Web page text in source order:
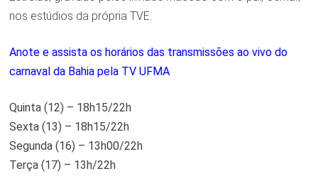
nos estúdios da própria TVE.
Anote e assista os horários das transmissões ao vivo do
carnaval da Bahia pela TV UFMA
Quinta (12) – 18h15/22h
Sexta (13) – 18h15/22h
Segunda (16) – 13h00/22h
Terça (17) – 13h/22h